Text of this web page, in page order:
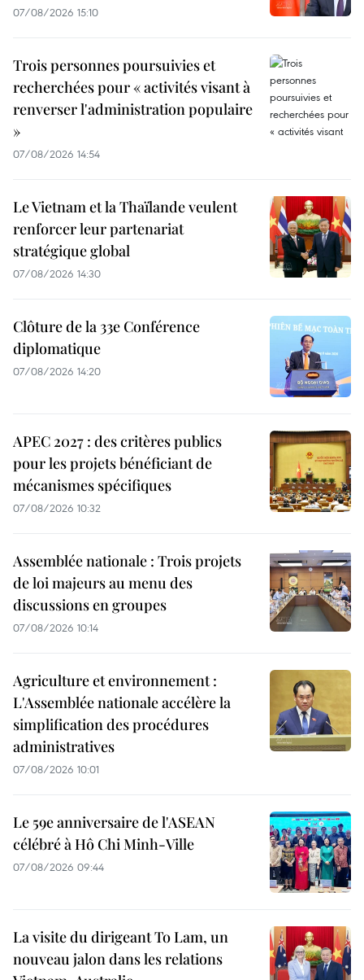
07/08/2026 15:10
Trois personnes poursuivies et
recherchées pour « activités visant à
renverser l'administration populaire
»
07/08/2026 14:54
Le Vietnam et la Thaïlande veulent
renforcer leur partenariat
stratégique global
07/08/2026 14:30
Clôture de la 33e Conférence
diplomatique
07/08/2026 14:20
APEC 2027 : des critères publics
pour les projets bénéficiant de
mécanismes spécifiques
07/08/2026 10:32
Assemblée nationale : Trois projets
de loi majeurs au menu des
discussions en groupes
07/08/2026 10:14
Agriculture et environnement :
L'Assemblée nationale accélère la
simplification des procédures
administratives
07/08/2026 10:01
Le 59e anniversaire de l'ASEAN
célébré à Hô Chi Minh-Ville
07/08/2026 09:44
La visite du dirigeant To Lam, un
nouveau jalon dans les relations